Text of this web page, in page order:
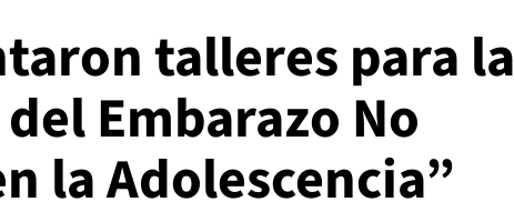
talleres para la
Embarazo No
la Adolescencia”